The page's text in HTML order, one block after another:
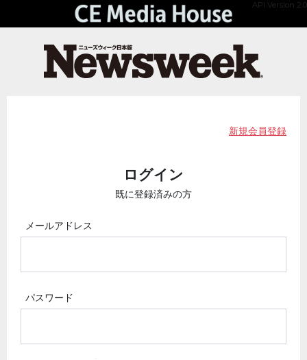
API Version 2.0
新規会員登録
ログイン
既に登録済みの方
メールアドレス
パスワード